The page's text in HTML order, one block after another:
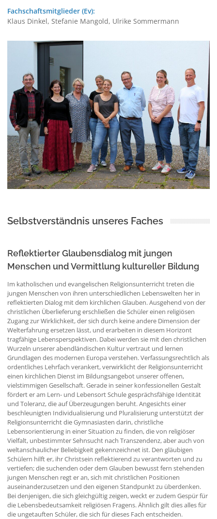
Fachschaftsmitglieder (Ev):
Klaus Dinkel, Stefanie Mangold, Ulrike Sommermann
Selbstverständnis unseres Faches
Reflektierter Glaubensdialog mit jungen
Menschen und Vermittlung kultureller Bildung
Im katholischen und evangelischen Religionsunterricht treten die
jungen Menschen von ihren unterschiedlichen Lebenswelten her in
reflektierten Dialog mit dem kirchlichen Glauben. Ausgehend von der
christlichen Überlieferung erschließen die Schüler einen religiösen
Zugang zur Wirklichkeit, der sich durch keine andere Dimension der
Welterfahrung ersetzen lässt, und erarbeiten in diesem Horizont
tragfähige Lebensperspektiven. Dabei werden sie mit den christlichen
Wurzeln unserer abendländischen Kultur vertraut und lernen
Grundlagen des modernen Europa verstehen. Verfassungsrechtlich als
ordentliches Lehrfach verankert, verwirklicht der Religionsunterricht
einen kirchlichen Dienst im Bildungsangebot unserer offenen,
vielstimmigen Gesellschaft. Gerade in seiner konfessionellen Gestalt
fördert er am Lern- und Lebensort Schule gesprächsfähige Identität
und Toleranz, die auf Überzeugungen beruht. Angesichts einer
beschleunigten Individualisierung und Pluralisierung unterstützt der
Religionsunterricht die Gymnasiasten darin, christliche
Lebensorientierung in einer Situation zu finden, die von religiöser
Vielfalt, unbestimmter Sehnsucht nach Transzendenz, aber auch von
weltanschaulicher Beliebigkeit gekennzeichnet ist. Den gläubigen
Schülern hilft er, ihr Christsein reflektierend zu verantworten und zu
vertiefen; die suchenden oder dem Glauben bewusst fern stehenden
jungen Menschen regt er an, sich mit christlichen Positionen
auseinanderzusetzen und den eigenen Standpunkt zu überdenken.
Bei denjenigen, die sich gleichgültig zeigen, weckt er zudem Gespür für
die Lebensbedeutsamkeit religiösen Fragens. Ähnlich gilt dies alles für
die ungetauften Schüler, die sich für dieses Fach entscheiden.